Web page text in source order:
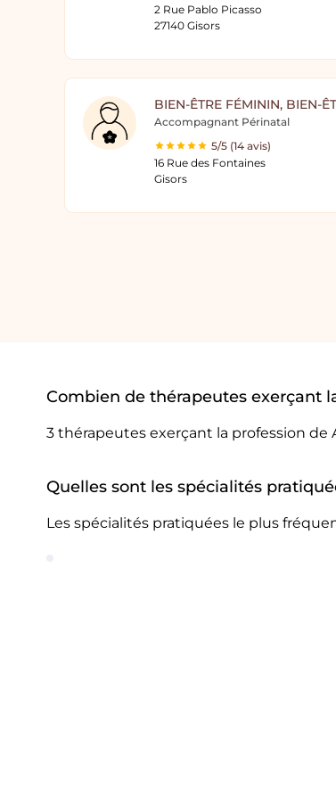
2 Rue Pablo Picasso
27140 Gisors
BIEN-ÊTRE FÉMININ, BIEN-
Accompagnant Périnatal
5/5 (14 avis)
16 Rue des Fontaines
Gisors
Combien de thérapeutes exerçant
3 thérapeutes exerçant la profession
Quelles sont les spécialités
Les spécialités pratiquées le plus